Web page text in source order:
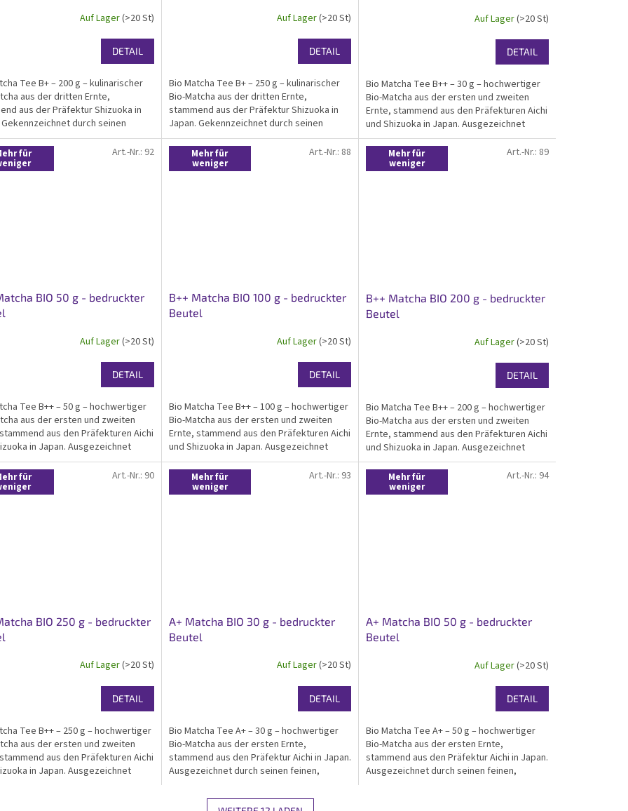
Auf Lager(>20 St)
DETAIL
Tee B+ – 200 g – kulinarischer
aus der dritten Ernte,
aus der Präfektur Shizuoka in
Gekennzeichnet durch seinen
Geschmack mit höherer
und guten
Bio-zertifiziert....
Auf Lager(>20 St)
DETAIL
Bio Matcha Tee B+ – 250 g – kulinarischer
Bio-Matcha aus der dritten Ernte,
stammend aus der Präfektur Shizuoka in
Japan. Gekennzeichnet durch seinen
kräftigen Geschmack mit höherer
Adstringenz und guten
Antioxidantiengehalt. Bio-zertifiziert....
Auf Lager(>20 St)
DETAIL
Bio Matcha Tee B++ – 30 g – hochwertiger
Bio-Matcha aus der ersten und zweiten
Ernte, stammend aus den Präfekturen Aichi
und Shizuoka in Japan. Ausgezeichnet
durch seinen feinen Geschmack mit
leichtem Hauch von Adstringenz und
hohen...
für
BIO 50 g - bedruckter
Auf Lager(>20 St)
DETAIL
Tee B++ – 50 g – hochwertiger
aus der ersten und zweiten
aus den Präfekturen Aichi
in Japan. Ausgezeichnet
feinen Geschmack mit
Hauch von Adstringenz und
Art.-Nr.: 92 Mehr für
weniger
B++ Matcha BIO 100 g - bedruckter
Beutel
Auf Lager(>20 St)
DETAIL
Bio Matcha Tee B++ – 100 g – hochwertiger
Bio-Matcha aus der ersten und zweiten
Ernte, stammend aus den Präfekturen Aichi
und Shizuoka in Japan. Ausgezeichnet
durch seinen feinen Geschmack mit
leichtem Hauch von Adstringenz und
hohen...
Art.-Nr.: 88 Mehr für
weniger
B++ Matcha BIO 200 g - bedruckter
Beutel
Auf Lager(>20 St)
DETAIL
Bio Matcha Tee B++ – 200 g – hochwertiger
Bio-Matcha aus der ersten und zweiten
Ernte, stammend aus den Präfekturen Aichi
und Shizuoka in Japan. Ausgezeichnet
durch seinen feinen Geschmack mit
leichtem Hauch von Adstringenz und
hohen...
Art.-Nr.: 89
für
BIO 250 g - bedruckter
Auf Lager(>20 St)
DETAIL
Tee B++ – 250 g – hochwertiger
aus der ersten und zweiten
aus den Präfekturen Aichi
in Japan. Ausgezeichnet
Art.-Nr.: 90 Mehr für
weniger
A+ Matcha BIO 30 g - bedruckter
Beutel
Auf Lager(>20 St)
DETAIL
Bio Matcha Tee A+ – 30 g – hochwertiger
Bio-Matcha aus der ersten Ernte,
stammend aus den Präfektur Aichi in Japan.
Ausgezeichnet durch seinen feinen,
Aminosäuregehalt. Bio- und koscher-
Art.-Nr.: 93 Mehr für
weniger
A+ Matcha BIO 50 g - bedruckter
Beutel
Auf Lager(>20 St)
DETAIL
Bio Matcha Tee A+ – 50 g – hochwertiger
Bio-Matcha aus der ersten Ernte,
stammend aus den Präfektur Aichi in Japan.
Ausgezeichnet durch seinen feinen,
Art.-Nr.: 94